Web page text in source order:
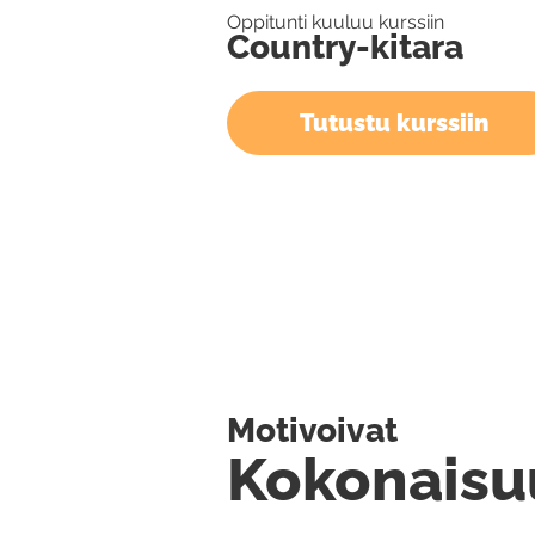
Oppitunti kuuluu kurssiin
Country-kitara
Tutustu kurssiin
Motivoivat